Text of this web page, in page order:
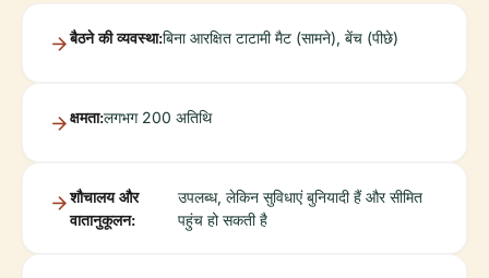
बैठने की व्यवस्था:बिना आरक्षित टाटामी मैट (सामने), बेंच (पीछे)
क्षमता:लगभग 200 अतिथि
शौचालय और
वातानुकूलन:
उपलब्ध, लेकिन सुविधाएं बुनियादी हैं और सीमित
पहुंच हो सकती है